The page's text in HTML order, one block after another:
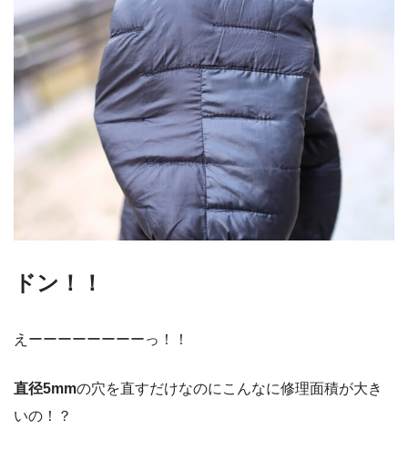
ドン！！
えーーーーーーーーっ！！
直径5mmの穴を直すだけなのにこんなに修理面積が大き
いの！？